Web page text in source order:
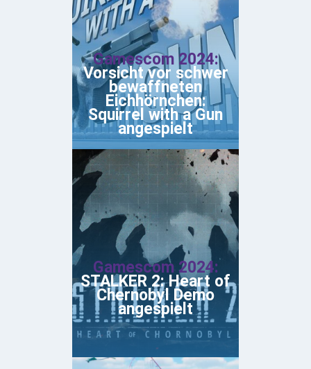
Gamescom 2024:
Vorsicht vor schwer
bewaffneten
Eichhörnchen:
Squirrel with a Gun
angespielt
Gamescom 2024:
STALKER 2: Heart of
Chernobyl Demo
angespielt